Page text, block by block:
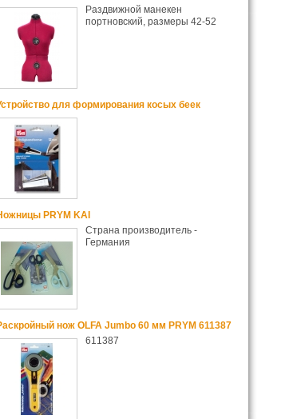
Раздвижной манекен
портновский, размеры 42-52
для формирования косых беек
PRYM KAI
Страна производитель -
Германия
нож OLFA Jumbo 60 мм PRYM 611387
611387